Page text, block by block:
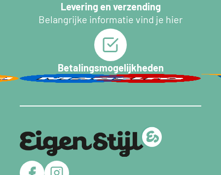
Levering en verzending
Belangrijke informatie vind je hier
Betalingsmogelijkheden